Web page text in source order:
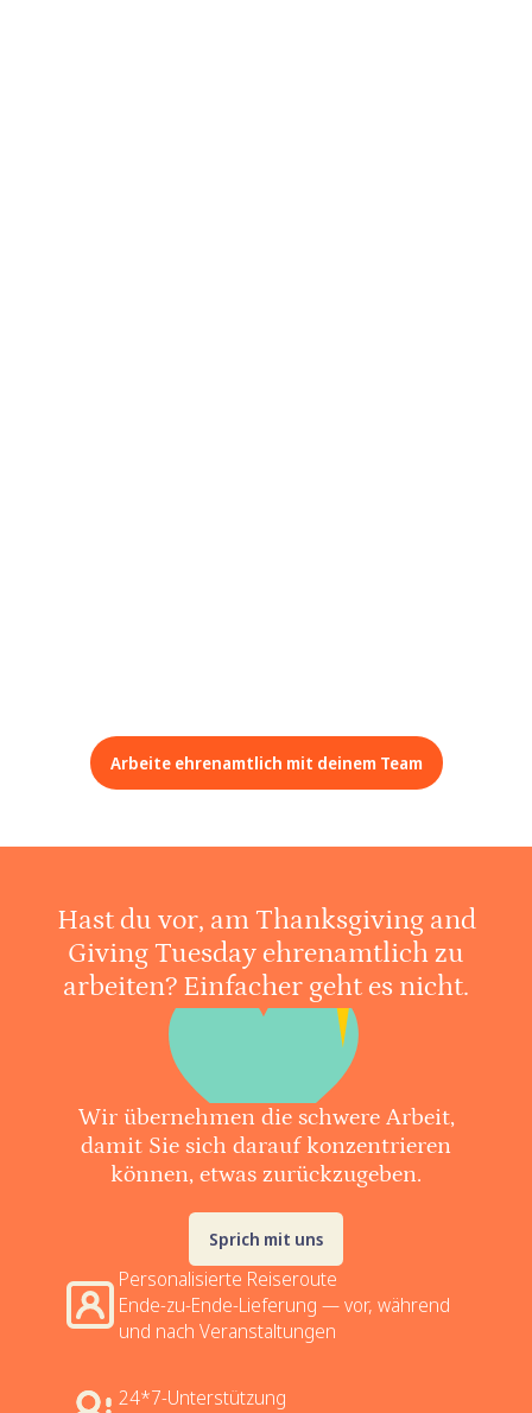
Arbeite ehrenamtlich mit deinem Team
Hast du vor, am Thanksgiving and
Giving Tuesday ehrenamtlich zu
arbeiten? Einfacher geht es nicht.
Wir übernehmen die schwere Arbeit,
damit Sie sich darauf konzentrieren
können, etwas zurückzugeben.
Sprich mit uns
Personalisierte Reiseroute
Ende-zu-Ende-Lieferung — vor, während
und nach Veranstaltungen
24*7-Unterstützung